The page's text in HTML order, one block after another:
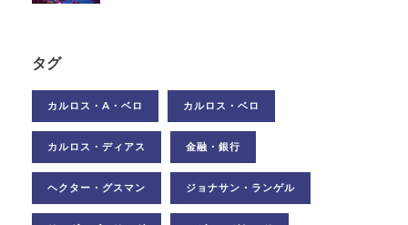
タグ
カルロス・A・ベロ カルロス・ベロ
カルロス・ディアス 金融・銀行
ヘクター・グスマン ジョナサン・ランゲル